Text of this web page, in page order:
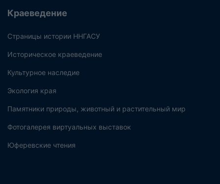
Краеведение
Страницы истории ННГАСУ
Историческое краеведение
Культурное наследие
Экология края
Памятники природы, животный и растительный мир
Фотогалерея виртуальных выставок
Юферевские чтения